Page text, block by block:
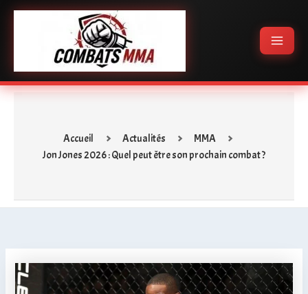
Aller
Menu
Accueil Actualités
MMA
Jon Jones 2026 : Quel peut être son prochain combat ?